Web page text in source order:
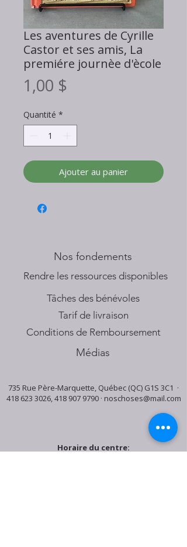
Les aventures de Cyrille
Castor et ses amis, La
premiére journèe d'ècole
1,00 $
Quantité *
Ajouter au panier
Nos fondements
​Rendre les ressources disponibles
Tâches des bénévoles
Tarif de livraison
Conditions de Remboursement
Médias
735 Rue Père-Marquette, Québec (QC) G1S 3C1 ·
418 623 3026,418 907 9790· noschoses@mail.com
Horaire du centre: